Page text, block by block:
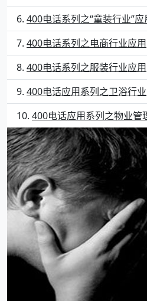
400电话系列之“童装行业”应
400电话系列之电商行业应用
400电话系列之服装行业应用
400电话应用系列之卫浴行
400电话应用系列之物业管